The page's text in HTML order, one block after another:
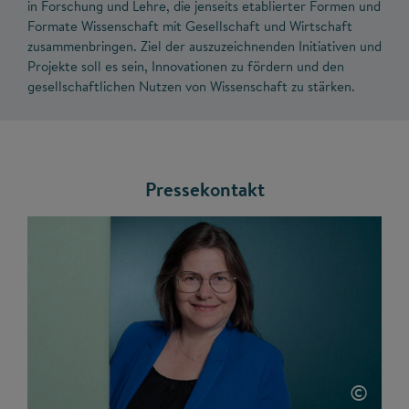
in Forschung und Lehre, die jenseits etablierter Formen und
Formate Wissenschaft mit Gesellschaft und Wirtschaft
zusammenbringen. Ziel der auszuzeichnenden Initiativen und
Projekte soll es sein, Innovationen zu fördern und den
gesellschaftlichen Nutzen von Wissenschaft zu stärken.
Pressekontakt
©